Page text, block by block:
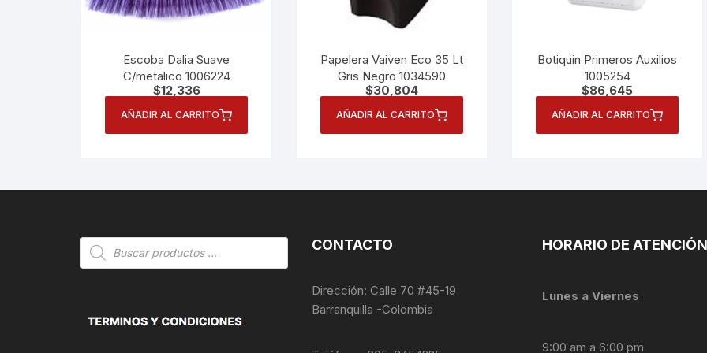
Escoba Dalia Suave
C/metalico 1006224
$12,336
AÑADIR AL CARRITO
Papelera Vaiven Eco 35 Lt
Gris Negro 1034590
$30,804
AÑADIR AL CARRITO
Botiquin Primeros Auxilios
1005254
$86,645
AÑADIR AL CARRITO
Búsqueda
de
CONTACTO
Dirección: Calle 70 #45-19
Barranquilla -Colombia
HORARIO DE ATENCIÓN
Lunes a Viernes
9:00 am a 6:00 pm